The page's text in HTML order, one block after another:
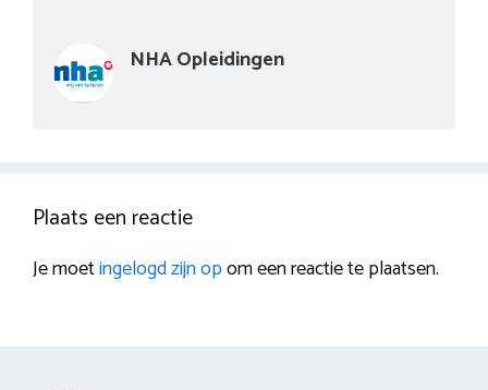
NHA Opleidingen
Plaats een reactie
Je moetingelogd zijn opom een reactie te plaatsen.